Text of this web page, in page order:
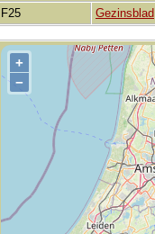
F25 Gezinsblad
+
−